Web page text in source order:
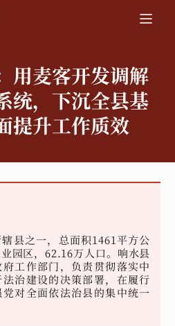
用麦客开发调解
统，下沉全县基
提升工作质效
县之一，总面积1461平方公
园区，62.16万人口。响水县
工作部门，负责贯彻落实中
治建设的决策部署，在履行
对全面依法治县的集中统一